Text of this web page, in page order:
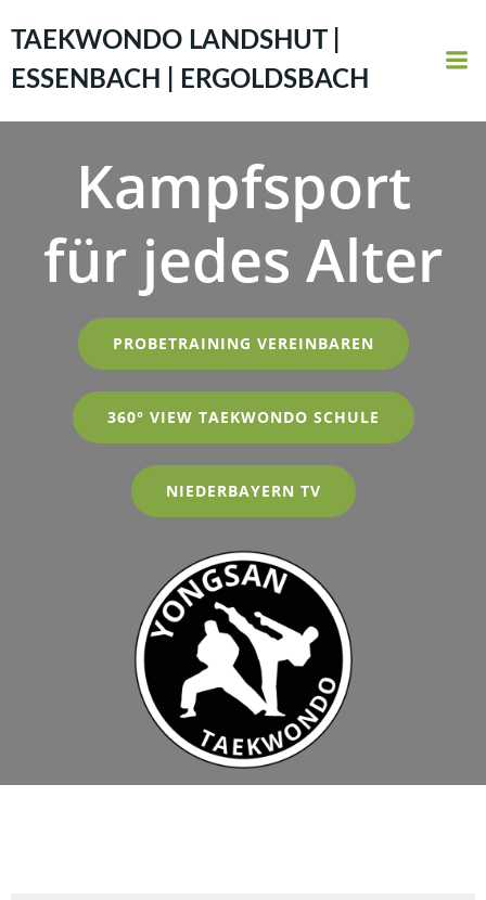
Inhalt
springen
TAEKWONDO LANDSHUT |
ESSENBACH | ERGOLDSBACH
Kampfsport
für jedes Alter
PROBETRAINING VEREINBAREN
360° VIEW TAEKWONDO SCHULE
NIEDERBAYERN TV